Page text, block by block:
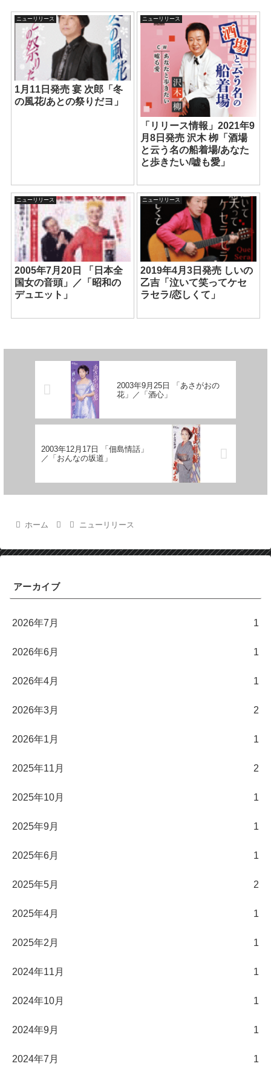
ニューリリース
1月11日発売 宴 次郎「冬
の風花/あとの祭りだヨ」
ニューリリース
「リリース情報」2021年9
月8日発売 沢木 栁「酒場
と云う名の船着場/あなた
と歩きたい/嘘も愛」
ニューリリース
2005年7月20日 「日本全
国女の音頭」／「昭和の
デュエット」
ニューリリース
2019年4月3日発売 しいの
乙吉「泣いて笑ってケセ
ラセラ/恋しくて」
2003年9月25日 「あさがおの
花」／「酒心」
2003年12月17日 「佃島情話」
／「おんなの坂道」
ホーム ニューリリース
アーカイブ
2026年7月 1
2026年6月 1
2026年4月 1
2026年3月 2
2026年1月 1
2025年11月 2
2025年10月 1
2025年9月 1
2025年6月 1
2025年5月 2
2025年4月 1
2025年2月 1
2024年11月 1
2024年10月 1
2024年9月 1
2024年7月 1